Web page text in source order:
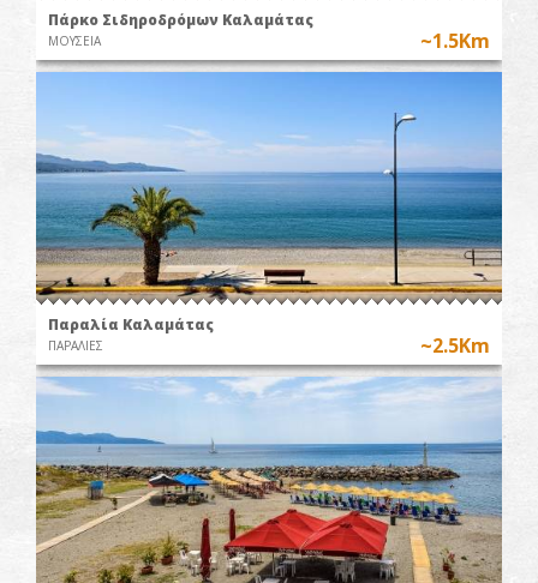
Πάρκο Σιδηροδρόμων Καλαμάτας
ΜΟΥΣΕΙΑ ~1.5Km
Παραλία Καλαμάτας
ΠΑΡΑΛΙΕΣ ~2.5Km